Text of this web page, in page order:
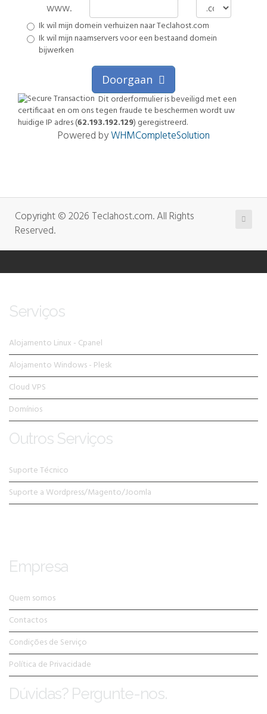
www.
Ik wil mijn domein verhuizen naar Teclahost.com
Ik wil mijn naamservers voor een bestaand domein
bijwerken
Doorgaan
Dit orderformulier is beveiligd met een
certificaat en om ons tegen fraude te beschermen wordt uw
huidige IP adres (62.193.192.129) geregistreerd.
Powered byWHMCompleteSolution
Copyright © 2026 Teclahost.com. All Rights
Reserved.
Serviços
Alojamento Linux - Cpanel
Alojamento Windows - Plesk
Cloud VPS
Domínios
Outros Serviços
Suporte Técnico
Suporte a Wordpress/Magento/Joomla
Empresa
Quem somos
Contactos
Condições de Serviço
Política de Privacidade
Dúvidas? Pergunte-nos.